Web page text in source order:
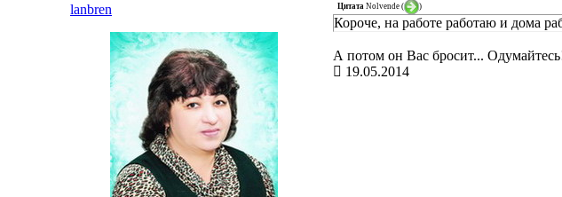
lanbren
Цитата Nolvende ( )
Короче, на работе работаю и дома
А потом он Вас бросит...
19.05.2014